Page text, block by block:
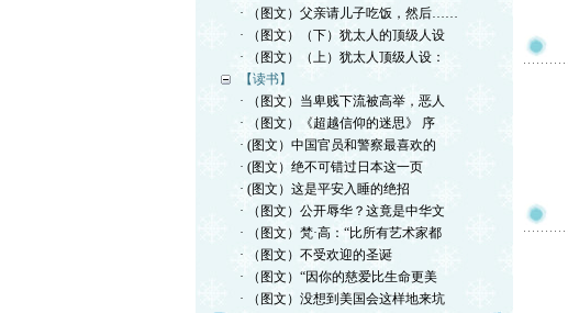
· （图文）父亲请儿子吃饭，然后……
· （图文）（下）犹太人的顶级人设
· （图文）（上）犹太人顶级人设：
【读书】
· （图文）当卑贱下流被高举，恶人
· （图文）《超越信仰的迷思》 序
· (图文）中国官员和警察最喜欢的
· (图文）绝不可错过日本这一页
· (图文）这是平安入睡的绝招
· （图文）公开辱华？这竟是中华文
· （图文）梵·高：“比所有艺术家都
· （图文）不受欢迎的圣诞
· （图文）“因你的慈爱比生命更美
· （图文）没想到美国会这样地来坑